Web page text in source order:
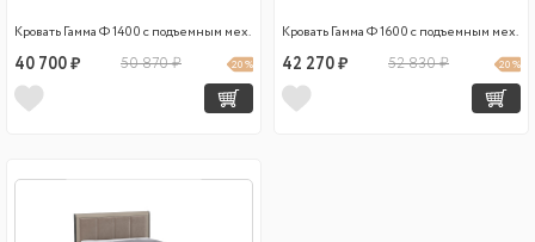
Кровать Гамма Ф 1400 с подъемным мех.
40 700 ₽ 50 870 ₽ 20 %
Кровать Гамма Ф 1600 с подъемным мех.
42 270 ₽ 52 830 ₽ 20 %